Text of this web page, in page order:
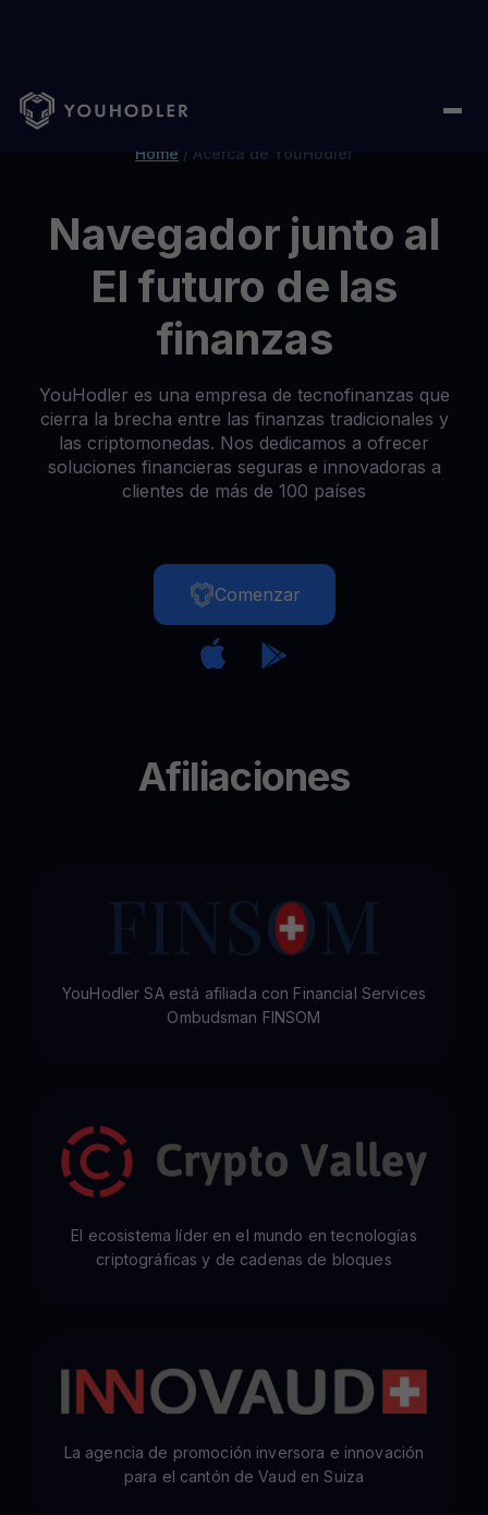
Home / Acerca de YouHodler
Navegador junto al
El futuro de las
finanzas
YouHodler es una empresa de tecnofinanzas que
cierra la brecha entre las finanzas tradicionales y
las criptomonedas. Nos dedicamos a ofrecer
soluciones financieras seguras e innovadoras a
clientes de más de 100 países
Comenzar
Afiliaciones
YouHodler SA está afiliada con Financial Services
Ombudsman FINSOM
El ecosistema líder en el mundo en tecnologías
criptográficas y de cadenas de bloques
La agencia de promoción inversora e innovación
para el cantón de Vaud en Suiza